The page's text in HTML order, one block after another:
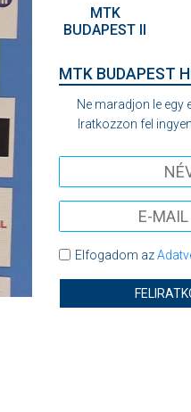
MTK
BUDAPEST II
MTK BUDAPEST
Ne maradjon le egy
Iratkozzon fel
Elfogadom az